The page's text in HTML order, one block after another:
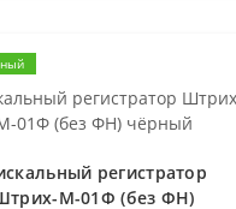
регистратор
М-01Ф (без ФН)